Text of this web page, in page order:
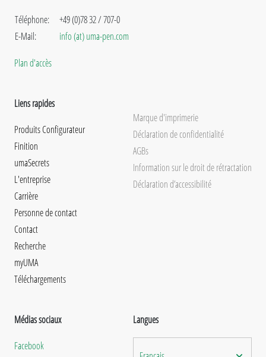
Téléphone:
E-Mail:
+49 (0)78 32 / 707-0
info (at) uma-pen.com
Plan d'accès
Liens rapides
Produits Configurateur
Finition
umaSecrets
L'entreprise
Carrière
Personne de contact
Contact
Recherche
myUMA
Téléchargements
Marque d'imprimerie
Déclaration de confidentialité
AGBs
Information sur le droit de rétractation
Déclaration d’accessibilité
Médias sociaux
Facebook
Langues